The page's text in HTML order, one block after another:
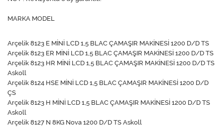
MARKA MODEL
Arçelik 8123 E MİNİ LCD 1,5 BLAC ÇAMAŞIR MAKİNESİ 1200 D/D TS
Arçelik 8123 ER MİNİ LCD 1,5 BLAC ÇAMAŞIR MAKİNESİ 1200 D/D TS
Arçelik 8123 HR MİNİ LCD 1,5 BLAC ÇAMAŞIR MAKİNESİ 1200 D/D TS
Askoll
Arçelik 8124 HSE MİNİ LCD 1,5 BLAC ÇAMAŞIR MAKİNESİ 1200 D/D
ÇS
Arçelik 8123 H MİNİ LCD 1,5 BLAC ÇAMAŞIR MAKİNESİ 1200 D/D TS
Askoll
Arçelik 8127 N 8KG Nova 1200 D/D TS Askoll